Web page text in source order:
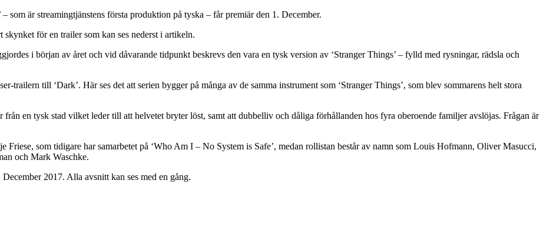
som är streamingtjänstens första produktion på tyska – får premiär den 1. December.
för en trailer som kan ses nederst i artikeln.
i början av året och vid dåvarande tidpunkt beskrevs den vara en tysk version av ‘Stranger Things’ – fylld med rysningar, rädsla och
trailern till ‘Dark’. Här ses det att serien bygger på många av de samma instrument som ‘Stranger Things’, som blev sommarens helt stora
från en tysk stad vilket leder till att helvetet bryter löst, samt att dubbelliv och dåliga förhållanden hos fyra oberoende familjer avslöjas. Frågan är
Friese, som tidigare har samarbetet på ‘Who Am I – No System is Safe’, medan rollistan består av namn som Louis Hofmann, Oliver Masucci,
och Mark Waschke.
2017. Alla avsnitt kan ses med en gång.